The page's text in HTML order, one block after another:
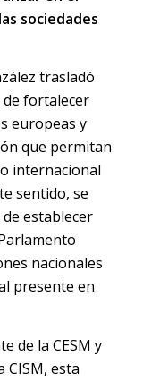
sociedades
trasladó
de fortalecer
europeas y
que permitan
internacional
sentido, se
establecer
nacionales
presente en
de la CESM y
CISM, esta